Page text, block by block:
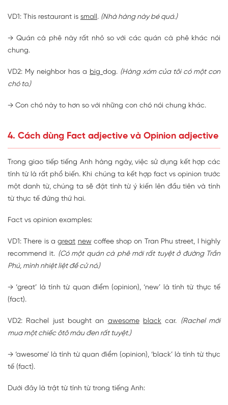
VD1: This restaurant is small . (Nhà hàng này bé quá.)
→ Quán cà phê này rất nhỏ so với các quán cà phê khác nói
chung.
VD2: My neighbor has a big dog. (Hàng xóm của tôi có một con
chó to.)
→ Con chó này to hơn so với những con chó nói chung khác.
4. Cách dùng Fact adjective và Opinion adjective
Trong giao tiếp tiếng Anh hàng ngày, việc sử dụng kết hợp các
tính từ là rất phổ biến. Khi chúng ta kết hợp fact vs opinion trước
một danh từ, chúng ta sẽ đặt tính từ ý kiến ​​lên đầu tiên và tính
từ thực tế đứng thứ hai.
Fact vs opinion examples:
VD1: There is agreat newcoffee shop on Tran Phu street, I highly
recommend it. (Có một quán cà phê mới rất tuyệt ở đường Trần
Phú, mình nhiệt liệt đề cử nó.)
→ ‘great’ là tính từ quan điểm (opinion), ‘new’ là tính từ thực tế
(fact).
VD2: Rachel just bought an awesome black car. (Rachel mới
mua một chiếc ôtô màu đen rất tuyệt.)
→ ‘awesome’ là tính từ quan điểm (opinion), ‘black’ là tính từ thực
tế (fact).
Dưới đây là trật từ tính từ trong tiếng Anh: